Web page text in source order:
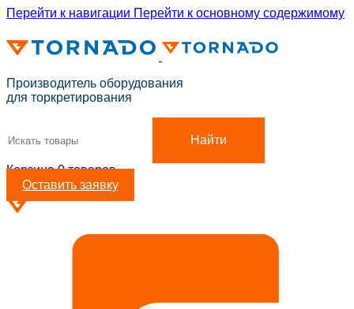
Перейти к навигации Перейти к основному содержимому
Производитель оборудования
для торкретирования
Найти
Корзина0товаров
Оставить заявку